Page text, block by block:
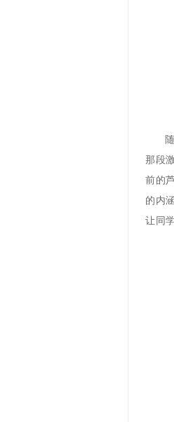
那段
前的
的内
让同